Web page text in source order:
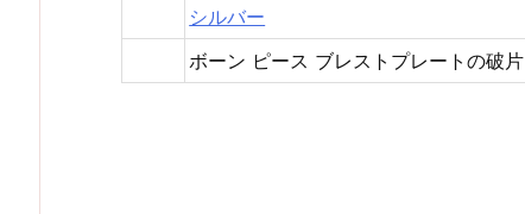
シルバー
ボーン ピース ブレストプレートの破片